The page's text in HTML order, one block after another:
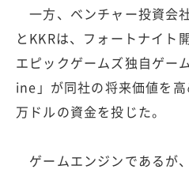
一方、ベンチャー投資
とKKRは、フォートナイト
エピックゲームズ独自ゲ
ine」が同社の将来価値を
万ドルの資金を投じた。
ゲームエンジンであるが